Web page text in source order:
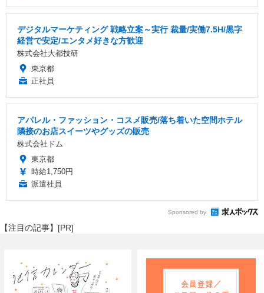
デジタルマーケティング 戦略立案～実行 裁量/実働7.5H/黒字
経営で安定/エンタメ好きな方歓迎
株式会社大都技研
東京都
正社員
アパレル・ファッション・コスメ販売/落ち着いた空間ホテル
隣接のお店スイーツやグッズの販売
株式会社ドム
東京都
時給1,750円
派遣社員
Sponsored by
【注目の記事】[PR]